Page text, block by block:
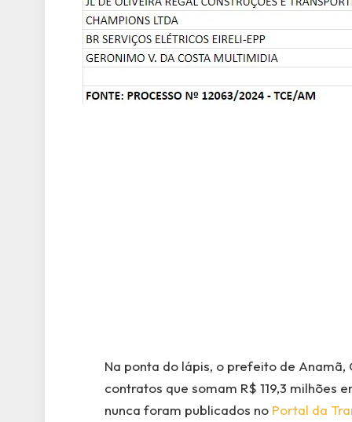
Na ponta do lápis, o prefeito de
contratos que somam R$ 119,3 milhões
nunca foram publicados no Portal da